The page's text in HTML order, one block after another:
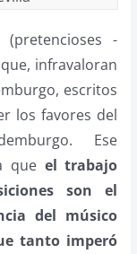
-
infravaloran
escritos
los favores del
Ese
que el trabajo
son el
del músico
tanto imperó